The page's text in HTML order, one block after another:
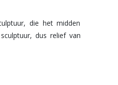
die het midden